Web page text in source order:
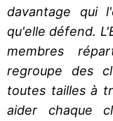
davantage qui
qu'elle défend.
membres
regroupe des
toutes tailles à
aider chaque